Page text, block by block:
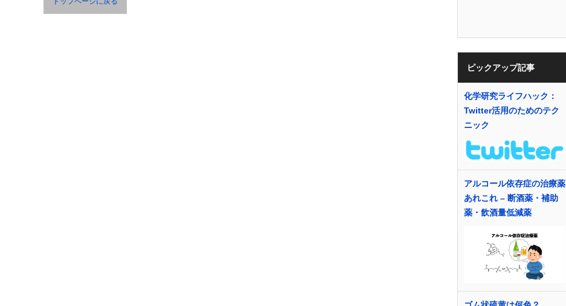
ピックアップ記事
化学研究ライフハック：
Twitter活用のためのテク
ニック
アルコール依存症の治療薬
あれこれ – 断酒薬・補助
薬・飲酒量低減薬